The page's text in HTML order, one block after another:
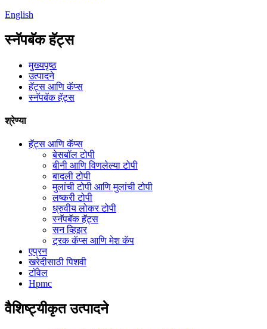
English
स्नॅपबॅक हॅट्स
मुख्यपृष्ठ
उत्पादने
हॅट्स आणि कॅप्स
स्नॅपबॅक हॅट्स
श्रेण्या
हॅट्स आणि कॅप्स
बेसबॉल टोपी
बीनी आणि विणलेल्या टोपी
बादली टोपी
मुलांची टोपी आणि मुलांची टोपी
लष्करी टोपी
ध्रुवीय लोकर टोपी
स्नॅपबॅक हॅट्स
सन व्हिझर
ट्रक कॅप्स आणि मेश कॅप
एप्रन
खरेदीसाठी पिशवी
टॉवेल
Hpmc
वैशिष्ट्यीकृत उत्पादने